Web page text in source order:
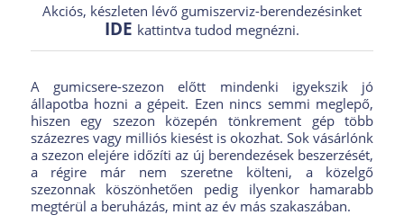
Akciós, készleten lévő gumiszerviz-berendezésinket
IDE kattintva tudod megnézni.
A gumicsere-szezon előtt mindenki igyekszik jó
állapotba hozni a gépeit. Ezen nincs semmi meglepő,
hiszen egy szezon közepén tönkrement gép több
százezres vagy milliós kiesést is okozhat. Sok vásárlónk
a szezon elejére időzíti az új berendezések beszerzését,
a régire már nem szeretne költeni, a közelgő
szezonnak köszönhetően pedig ilyenkor hamarabb
megtérül a beruházás, mint az év más szakaszában.